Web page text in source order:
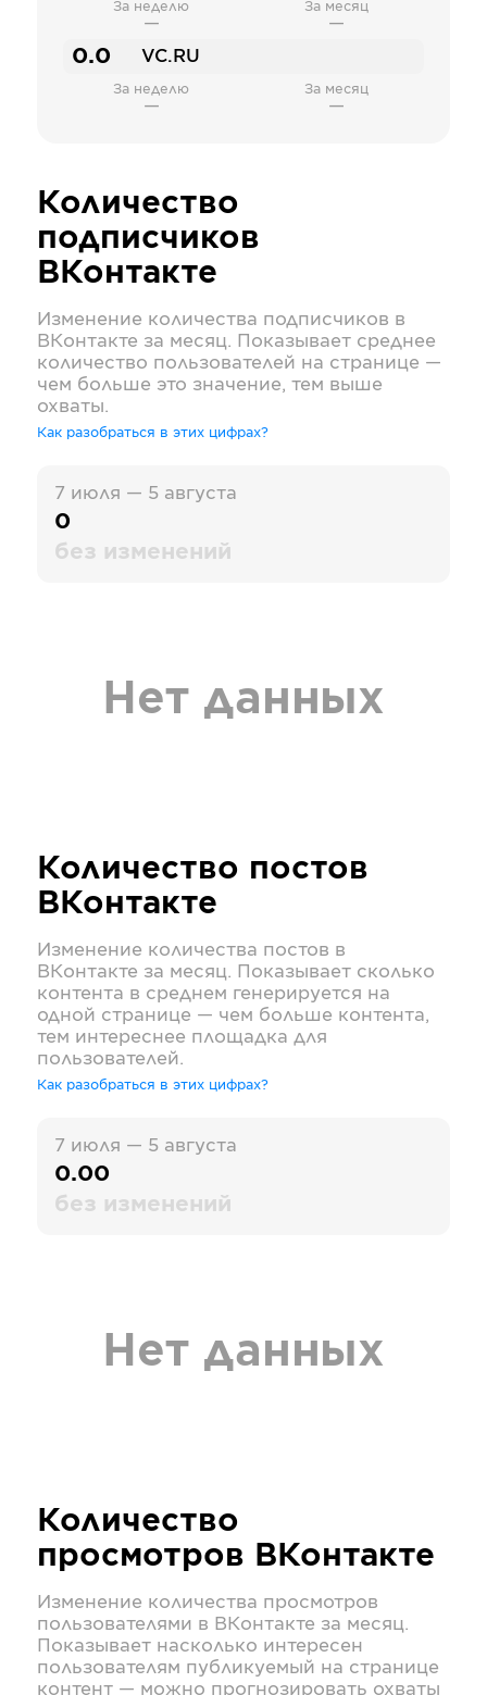
За неделю
—
За месяц
—
0.0 VC.RU
За неделю
—
За месяц
—
Количество
подписчиков
ВКонтакте
Изменение количества подписчиков в
ВКонтакте за месяц. Показывает среднее
количество пользователей на странице —
чем больше это значение, тем выше
охваты.
Как разобраться в этих цифрах?
7 июля — 5 августа
0
без изменений
Нет данных
Количество постов
ВКонтакте
Изменение количества постов в
ВКонтакте за месяц. Показывает сколько
контента в среднем генерируется на
одной странице — чем больше контента,
тем интереснее площадка для
пользователей.
Как разобраться в этих цифрах?
7 июля — 5 августа
0.00
без изменений
Нет данных
Количество
просмотров ВКонтакте
Изменение количества просмотров
пользователями в ВКонтакте за месяц.
Показывает насколько интересен
пользователям публикуемый на странице
контент — можно прогнозировать охваты